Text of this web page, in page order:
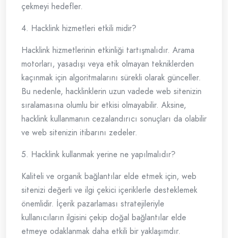
çekmeyi hedefler.
4. Hacklink hizmetleri etkili midir?
Hacklink hizmetlerinin etkinliği tartışmalıdır. Arama
motorları, yasadışı veya etik olmayan tekniklerden
kaçınmak için algoritmalarını sürekli olarak günceller.
Bu nedenle, hacklinklerin uzun vadede web sitenizin
sıralamasına olumlu bir etkisi olmayabilir. Aksine,
hacklink kullanmanın cezalandırıcı sonuçları da olabilir
ve web sitenizin itibarını zedeler.
5. Hacklink kullanmak yerine ne yapılmalıdır?
Kaliteli ve organik bağlantılar elde etmek için, web
sitenizi değerli ve ilgi çekici içeriklerle desteklemek
önemlidir. İçerik pazarlaması stratejileriyle
kullanıcıların ilgisini çekip doğal bağlantılar elde
etmeye odaklanmak daha etkili bir yaklaşımdır.